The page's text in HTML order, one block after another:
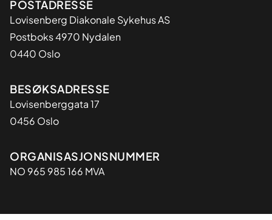
Adresse
POSTADRESSE
Lovisenberg Diakonale Sykehus AS
Postboks 4970 Nydalen
0440 Oslo
BESØKSADRESSE
Lovisenberggata 17
0456 Oslo
Organisasjon
ORGANISASJONSNUMMER
NO 965 985 166 MVA